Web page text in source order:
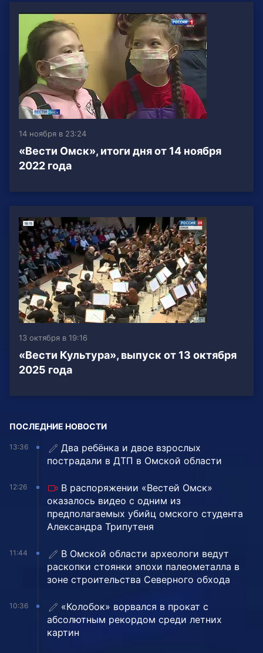
14 ноября в 23:24
«Вести Омск», итоги дня от 14 ноября
2022 года
13 октября в 19:16
«Вести Культура», выпуск от 13 октября
2025 года
ПОСЛЕДНИЕ НОВОСТИ
13:36
Два ребёнка и двое взрослых
пострадали в ДТП в Омской области
12:26
В распоряжении «Вестей Омск»
оказалось видео с одним из
предполагаемых убийц омского студента
Александра Трипутеня
11:44
В Омской области археологи ведут
раскопки стоянки эпохи палеометалла в
зоне строительства Северного обхода
10:36
«Колобок» ворвался в прокат с
абсолютным рекордом среди летних
картин